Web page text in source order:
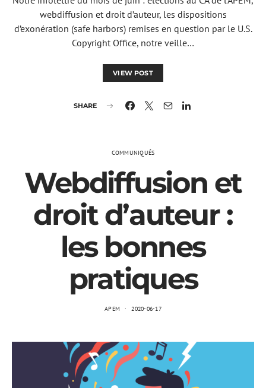
webdiffusion et droit d’auteur, les dispositions
d’exonération (safe harbors) remises en question par le U.S.
Copyright Office, notre veille…
VIEW POST
SHARE
COMMUNIQUÉS
Webdiffusion et
droit d’auteur :
les bonnes
pratiques
APEM 2020-06-17